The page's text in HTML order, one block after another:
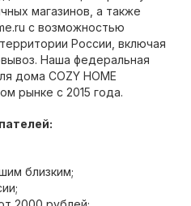
магазинов, а также
с возможностью
России, включая
Наша федеральная
дома COZY HOME
рынке с 2015 года.
близким;